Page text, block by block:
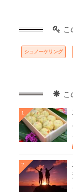
こ
シュノーケリング
こ
1
2